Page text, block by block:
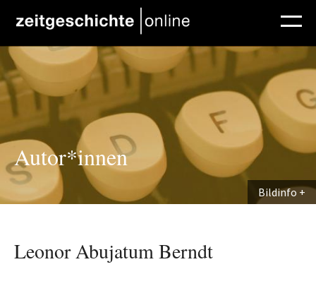
Direkt zum Inhalt
Autor*innen
Bildinfo
Leonor Abujatum Berndt